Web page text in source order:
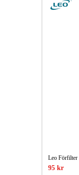
Leo Förfilter
95 kr